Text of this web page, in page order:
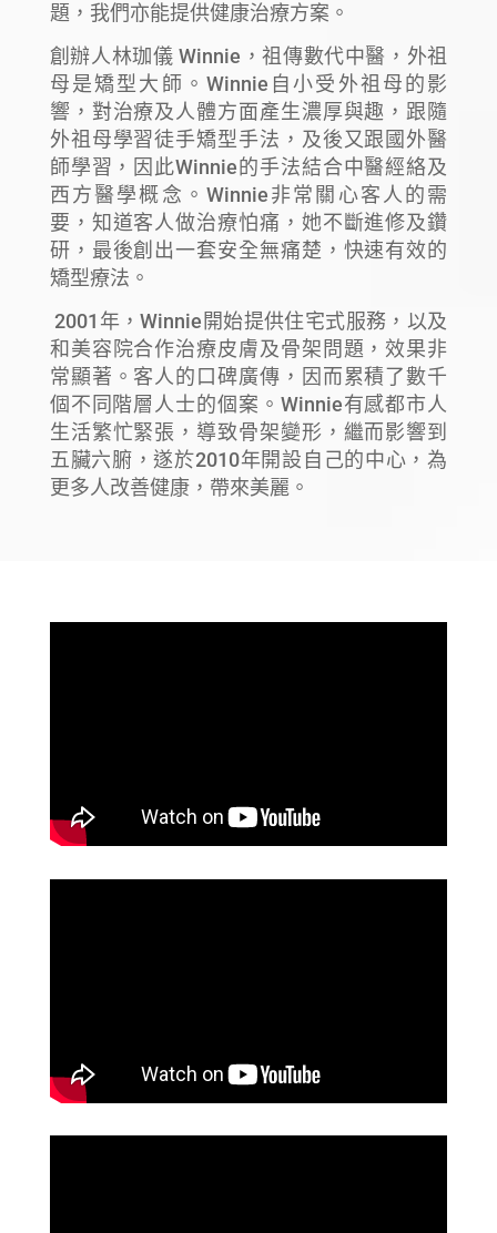
題，我們亦能提供健康治療方案。
創辦人林珈儀 Winnie，祖傳數代中醫，外祖
母是矯型大師。Winnie自小受外祖母的影
響，對治療及人體方面產生濃厚與趣，跟隨
外祖母學習徒手矯型手法，及後又跟國外醫
師學習，因此Winnie的手法結合中醫經絡及
西方醫學概念。Winnie非常關心客人的需
要，知道客人做治療怕痛，她不斷進修及鑽
研，最後創出一套安全無痛楚，快速有效的
矯型療法。
2001年，Winnie開始提供住宅式服務，以及
和美容院合作治療皮膚及骨架問題，效果非
常顯著。客人的口碑廣傳，因而累積了數千
個不同階層人士的個案。Winnie有感都市人
生活繁忙緊張，導致骨架變形，繼而影響到
五臟六腑，遂於2010年開設自己的中心，為
更多人改善健康，帶來美麗。